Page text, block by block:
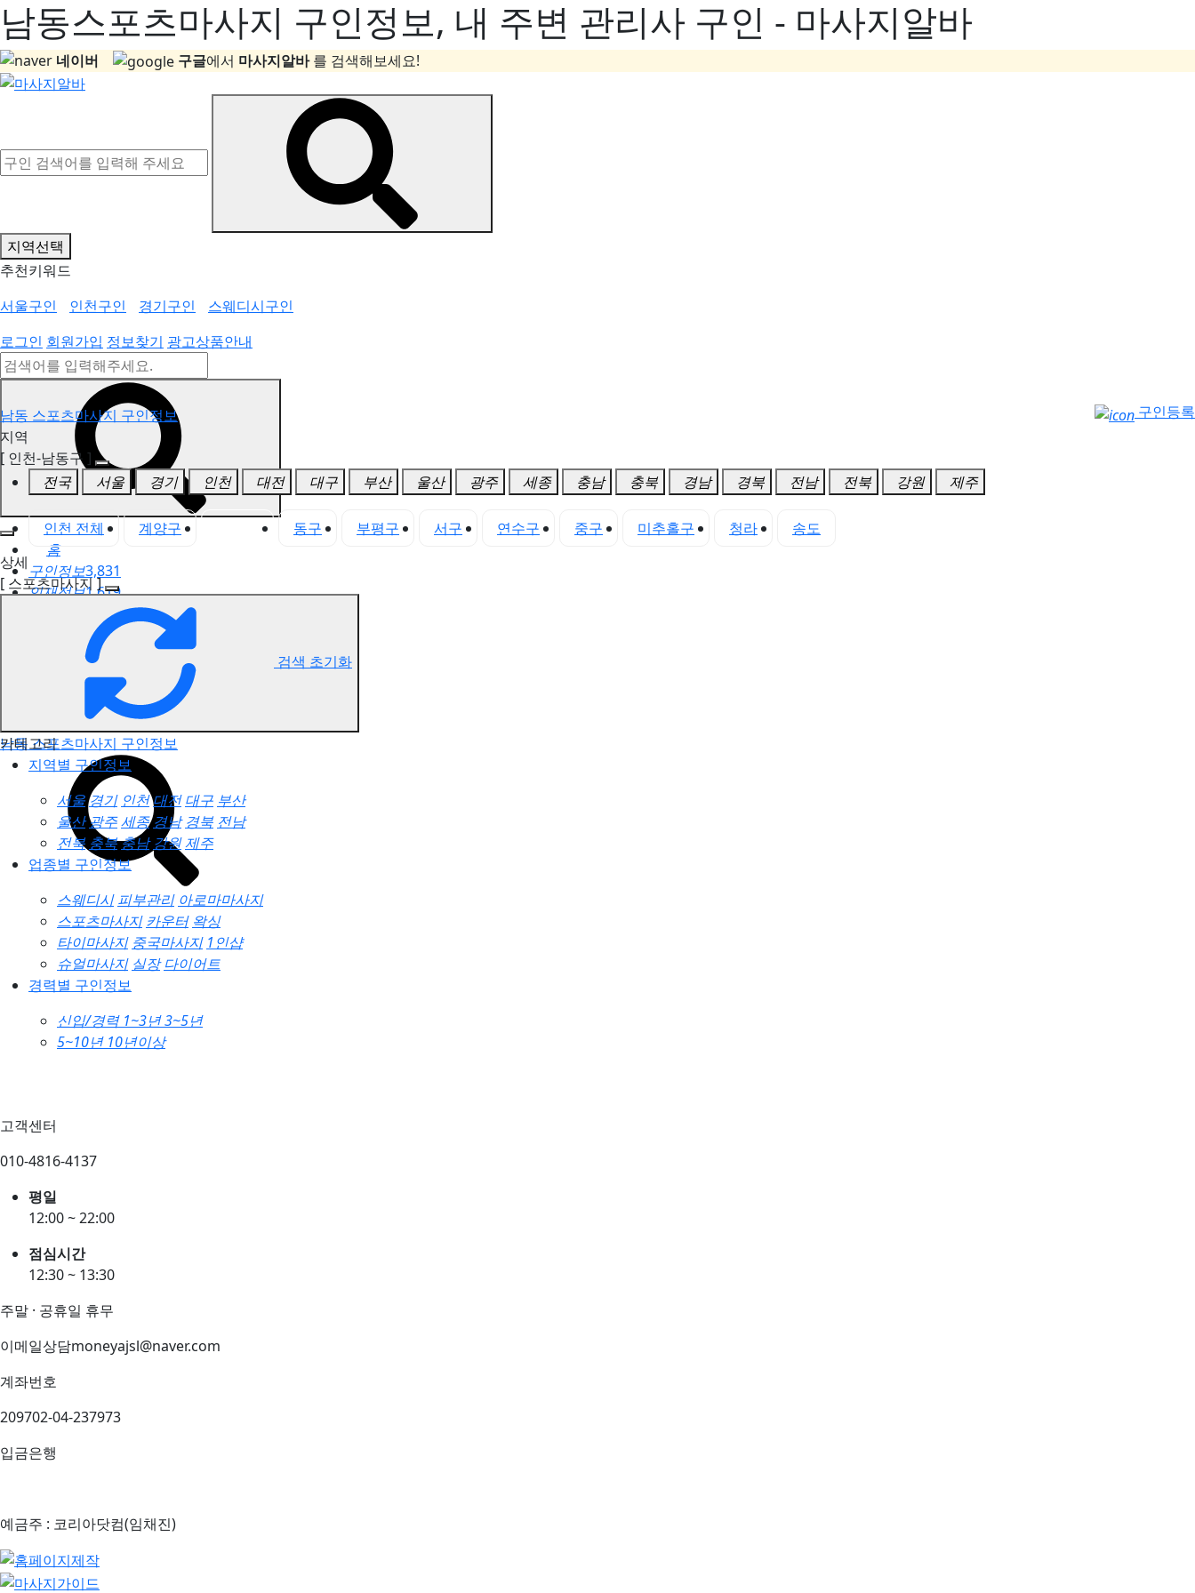
남동스포츠마사지 구인정보, 내 주변 관리사 구인 - 마사지알바
네이버 구글에서 마사지알바를 검색해보세요!
지역선택
추천키워드
서울구인
인천구인 경기구인
스웨디시구인
로그인 회원가입 정보찾기 광고상품안내
홈
구인정보3,831
인재정보1,619
고객센터
전국업체정보
마사지가이드
업체 서비스 관리
남동 스포츠마사지 구인정보
남동 스포츠마사지 구인정보
구인등록
지역
[ 인천-남동구 ]
전국
서울 경기 인천 대전 대구 부산 울산 광주 세종 충남 충북 경남 경북 전남 전북 강원 제주
인천 전체 계양구 동구 부평구 서구 연수구 중구 미추홀구 청라
송도
상세
[ 스포츠마사지 ]
검색 초기화
카테고리
지역별 구인정보
서울경기 인천대전 대구 부산
울산광주세종경남 경북 전남
전북 충북충남 강원제주
업종별 구인정보
스웨디시 피부관리 아로마마사지
스포츠마사지 카운터 왁싱
타이마사지 중국마사지 1인샵
슈얼마사지 실장 다이어트
경력별 구인정보
신입/경력 1~3년3~5년
5~10년 10년이상
고객센터
010-4816-4137
평일
12:00 ~ 22:00
점심시간
12:30 ~ 13:30
주말 · 공휴일 휴무
이메일상담moneyajsl@naver.com
계좌번호
209702-04-237973
입금은행
예금주 : 코리아닷컴(임채진)